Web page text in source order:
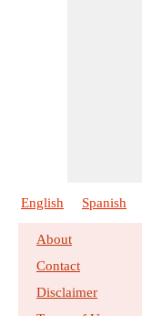
English Spanish
About
Contact
Disclaimer